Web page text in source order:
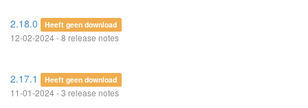
2.18.0 Heeft geen download
12-02-2024 - 8 release notes
2.17.1 Heeft geen download
11-01-2024 - 3 release notes